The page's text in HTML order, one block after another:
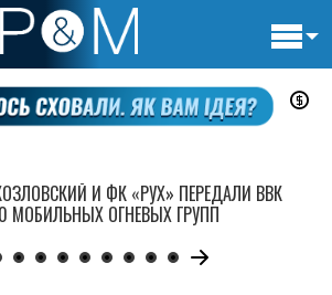
И ФК «РУХ» ПЕРЕДАЛИ ВВК
МОБИЛЬНЫХ ОГНЕВЫХ ГРУПП